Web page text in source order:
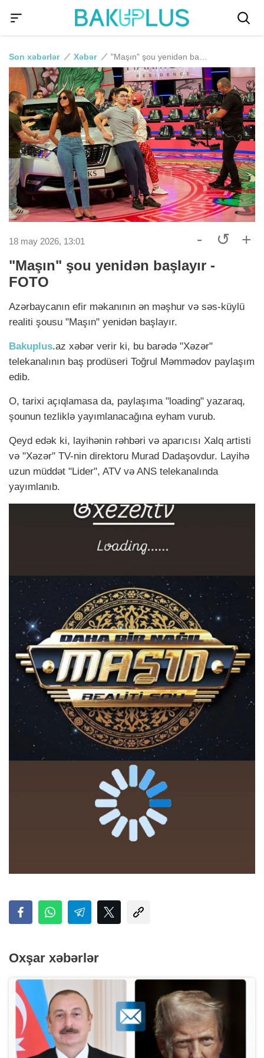
Son xəbərlər Xəbər
18 may 2026, 13:01 - ↺ +
"Maşın" şou yenidən başlayır -
FOTO
Azərbaycanın efir məkanının ən məşhur və səs-küylü
realiti şousu "Maşın" yenidən başlayır.
Bakuplus.az xəbər verir ki, bu barədə "Xəzər"
telekanalının baş prodüseri Toğrul Məmmədov paylaşım
edib.
O, tarixi açıqlamasa da, paylaşıma "loading" yazaraq,
şounun tezliklə yayımlanacağına eyham vurub.
Qeyd edək ki, layihənin rəhbəri və aparıcısı Xalq artisti
və "Xəzər" TV-nin direktoru Murad Dadaşovdur. Layihə
uzun müddət "Lider", ATV və ANS telekanalında
yayımlanıb.
Oxşar xəbərlər